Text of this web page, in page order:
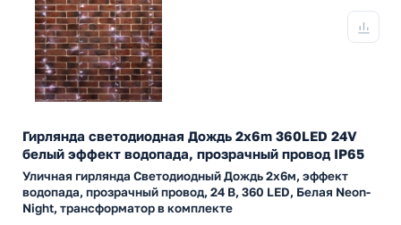
Гирлянда светодиодная Дождь 2x6m 360LED 24V
белый эффект водопада, прозрачный провод IP65
Уличная гирлянда Светодиодный Дождь 2х6м, эффект
водопада, прозрачный провод, 24 В, 360 LED, Белая Neon-
Night, трансформатор в комплекте